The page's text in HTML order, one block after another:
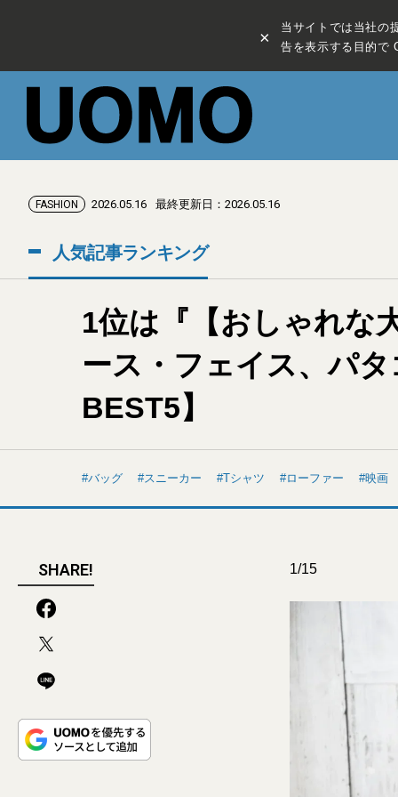
×
当サイトでは当社の
告を表示する目的で
FASHION 2026.05.16 最終更新日：2026.05.16
人気記事ランキング
1位は『【おしゃれな
ース・フェイス、パ
BEST5】
バッグ スニーカー Tシャツ ローファー 映画
SHARE! 1/15